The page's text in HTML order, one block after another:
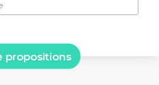
propositions